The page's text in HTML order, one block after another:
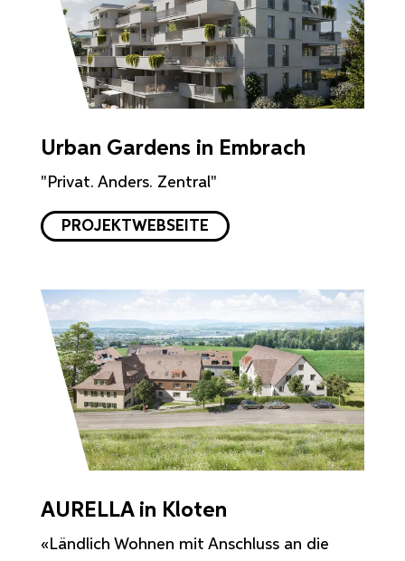
Urban Gardens in Embrach
"Privat. Anders. Zentral"
PROJEKTWEBSEITE
AURELLA in Kloten
«Ländlich Wohnen mit Anschluss an die